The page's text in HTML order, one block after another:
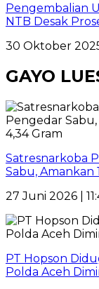
Pengembalian
NTB Desak
30 Oktober
GAYO
Satresnarkoba
Sabu, Amankan
27 Juni 2026 |
PT Hopson
Polda Aceh